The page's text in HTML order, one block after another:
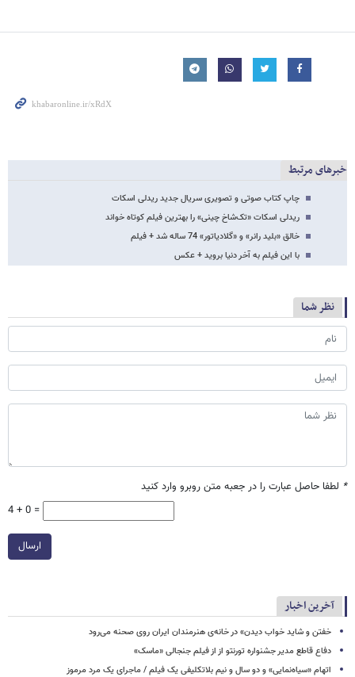
خبرهای مرتبط
چاپ کتاب صوتی و تصویری سریال جدید ریدلی اسکات
ریدلی اسکات «تک‌شاخ چینی» را بهترین فیلم کوتاه خواند
خالق «بلید رانر» و «گلادیاتور» 74 ساله شد + فیلم
با این فیلم به آخر دنیا بروید + عکس
نظر شما
* لطفا حاصل عبارت را در جعبه متن روبرو وارد کنید
4 + 0 =
ارسال
آخرین اخبار
خفتن و شاید خواب دیدن» در خانه‌ی هنرمندان ایران روی صحنه می‌رود
دفاع قاطع مدیر جشنواره تورنتو از از فیلم جنجالی «ماسک»
اتهام «سیاه‌نمایی» و دو سال و نیم بلاتکلیفی یک فیلم / ماجرای یک مرد مرموز